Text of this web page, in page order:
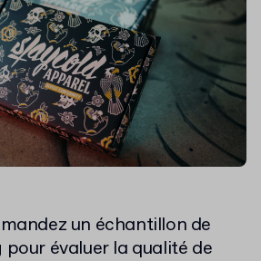
un échantillon de
évaluer la qualité de